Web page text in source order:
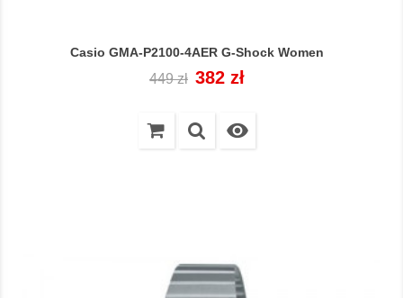
Casio GMA-P2100-4AER G-Shock Women
Cena
449 zł Cena
382 zł
